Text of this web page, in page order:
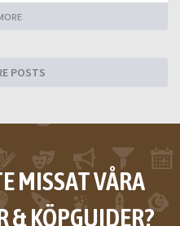
POSTS
MISSAT VÅRA
& KÖPGUIDER?